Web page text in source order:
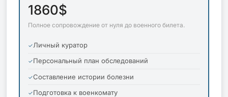
1860$
Полное сопровождение от нуля до военного билета.
Личный куратор
Персональный план обследований
Составление истории болезни
Подготовка к военкомату